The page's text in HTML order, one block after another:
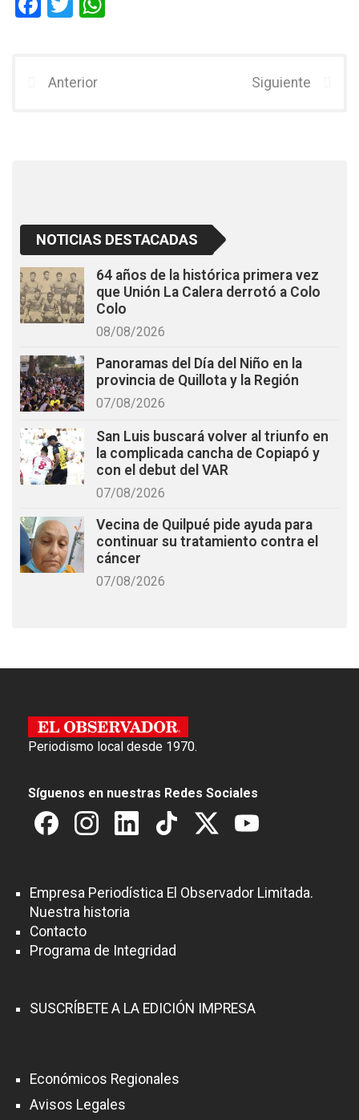
b
er
Anterior Siguiente
NOTICIAS DESTACADAS
64 años de la histórica primera vez
que Unión La Calera derrotó a Colo
Colo
08/08/2026
Panoramas del Día del Niño en la
provincia de Quillota y la Región
07/08/2026
San Luis buscará volver al triunfo en
la complicada cancha de Copiapó y
con el debut del VAR
07/08/2026
Vecina de Quilpué pide ayuda para
continuar su tratamiento contra el
cáncer
07/08/2026
Periodismo local desde 1970.
Síguenos en nuestras Redes Sociales
Empresa Periodística El Observador Limitada.
Nuestra historia
Contacto
Programa de Integridad
SUSCRÍBETE A LA EDICIÓN IMPRESA
Económicos Regionales
Avisos Legales